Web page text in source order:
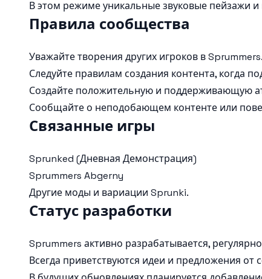
В этом режиме уникальные звуковые пейзажи
Правила сообщества
Уважайте творения других игроков в Sprummers.
Следуйте правилам создания контента, когда
Создайте положительную и поддерживающую
Сообщайте о неподобающем контенте или
Связанные игры
Sprunked (Дневная Демонстрация)
Sprummers Abgerny
Другие моды и вариации Sprunki.
Статус разработки
Sprummers активно разрабатывается,
Всегда приветствуются идеи и предложения от